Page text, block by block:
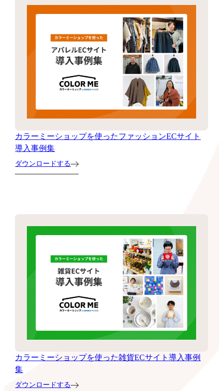
カラーミーショップを使ったファッションECサイト
導入事例集
ダウンロードする
カラーミーショップを使った雑貨ECサイト導入事例
集
ダウンロードする